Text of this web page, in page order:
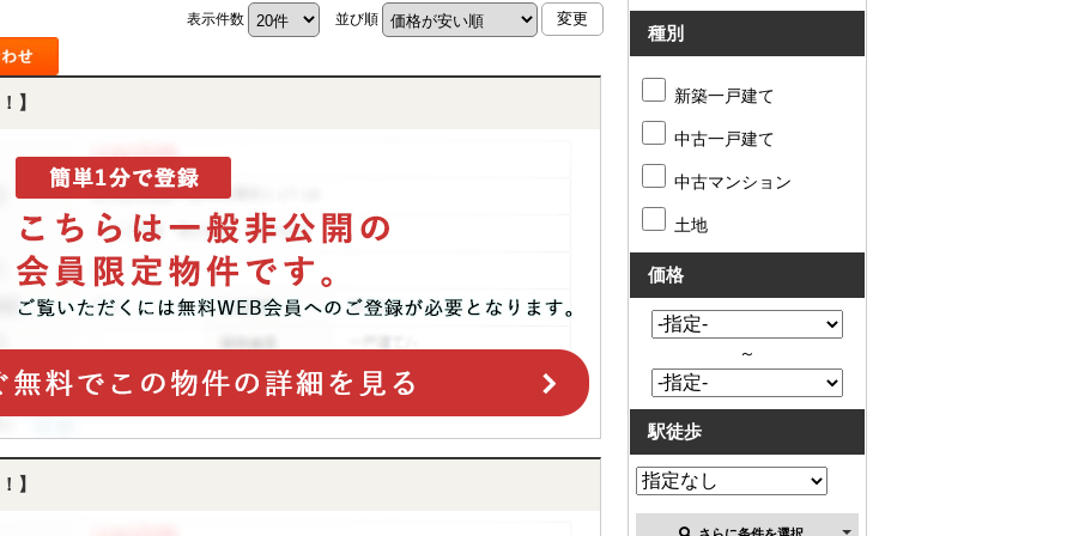
表示件数 並び順
】
】
種別
新築一戸建て
中古一戸建て
中古マンション
土地
価格
～
駅徒歩